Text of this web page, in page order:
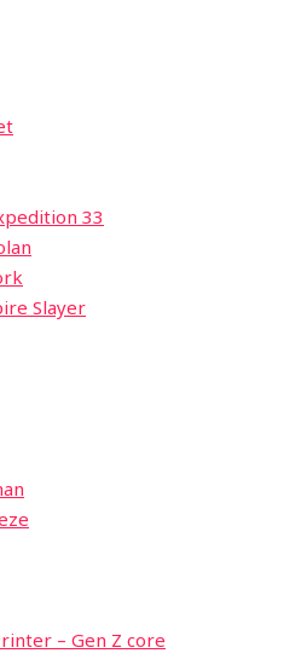
33
Slayer
– Gen Z core